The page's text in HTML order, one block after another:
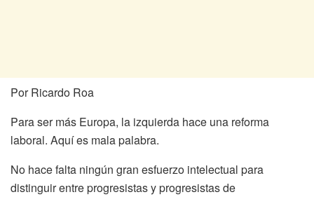
Por Ricardo Roa
Para ser más Europa, la izquierda hace una reforma
laboral. Aquí es mala palabra.
No hace falta ningún gran esfuerzo intelectual para
distinguir entre progresistas y progresistas de